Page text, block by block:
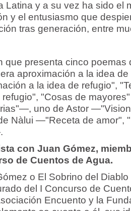
Latina y a su vez ha sido el
y el entusiasmo que
tras generación, entre
que presenta cinco poemas
aproximación a la idea de
a la idea de refugio",
refugio", "Cosas de
uno de Astor
Nàlui —"Receta de
con Juan Gómez,
de Cuentos de Agua.
o El Sobrino del
del I Concurso de
Encuento y la